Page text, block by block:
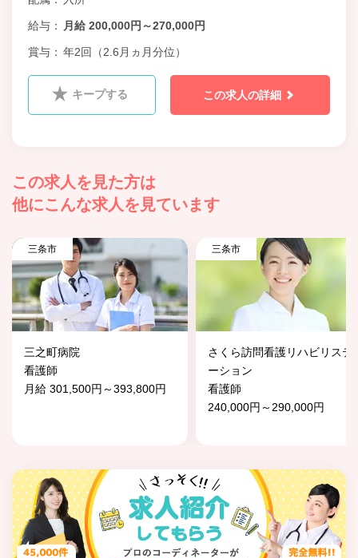
給与 月給 200,000円～270,000円
賞与 年2回（2.6月ヵ月分位）
キープする この求人の詳細
この求人を見た方は
他にこんな求人を見ています
三条市
三之町病院
看護師
月給 301,500円～393,800円
三条市
さくら訪問看護リハビリステ
ーション
看護師
240,000円～290,000円